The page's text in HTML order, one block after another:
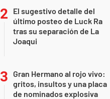
El sugestivo detalle del
último posteo de Luck Ra
tras su separación de La
Joaqui
Gran Hermano al rojo vivo:
gritos, insultos y una placa
de nominados explosiva